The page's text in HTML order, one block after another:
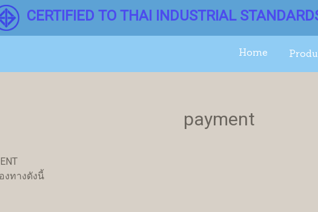
CERTIFIED TO THAI INDUSTRIAL
Home
payment
งทางดังนี้